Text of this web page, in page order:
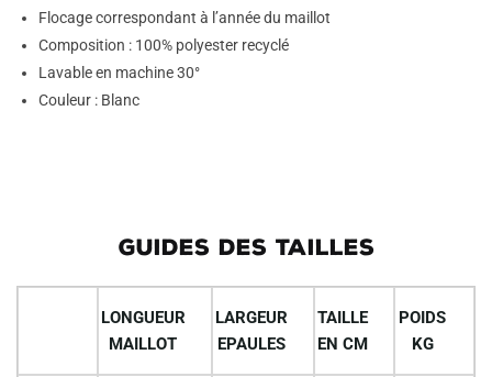
Flocage correspondant à l’année du maillot
Composition : 100% polyester recyclé
Lavable en machine 30°
Couleur : Blanc
GUIDES DES TAILLES
LONGUEUR
MAILLOT
LARGEUR
EPAULES
TAILLE
EN CM
POIDS
KG